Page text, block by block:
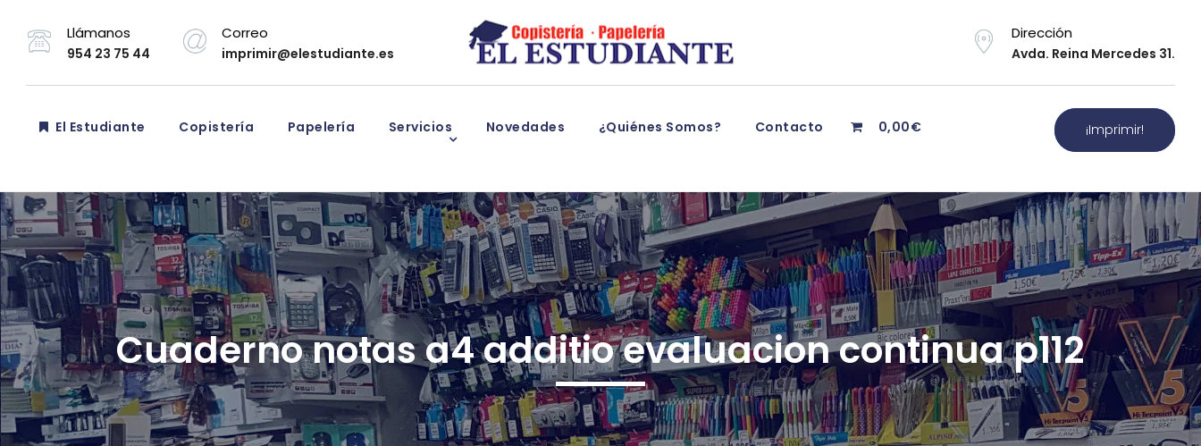
Llámanos
954 23 75 44
Correo
imprimir@elestudiante.es
Dirección
Avda. Reina Mercedes 31.
El Estudiante Copistería Papelería Servicios Novedades ¿Quiénes Somos? Contacto 0,00€ ¡Imprimir!
Cuaderno notas a4 additio evaluacion continua p112